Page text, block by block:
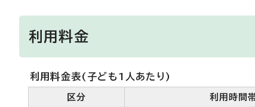
利用料金
利用料金表(子ども1人あたり)
区分 利用時間